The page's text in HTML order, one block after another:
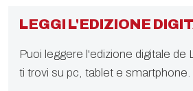
LEGGI L'EDIZIONE
Puoi leggere l'edizione digitale de
ti trovi su pc, tablet e smartphone.